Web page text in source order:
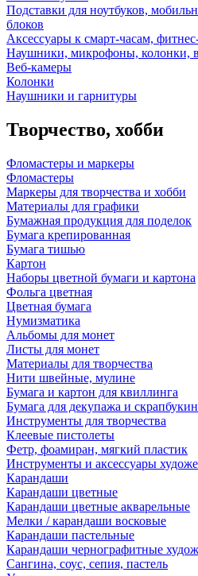
Подставки для ноутбуков,
блоков
Аксессуары к смарт-часам,
Наушники, микрофоны, колонки,
Веб-камеры
Колонки
Наушники и гарнитуры
Творчество, хобби
Фломастеры и маркеры
Фломастеры
Маркеры для творчества и хобби
Материалы для графики
Бумажная продукция для поделок
Бумага крепированная
Бумага тишью
Картон
Наборы цветной бумаги и картона
Фольга цветная
Цветная бумага
Нумизматика
Альбомы для монет
Листы для монет
Материалы для творчества
Нити швейные, мулине
Бумага и картон для квиллинга
Бумага для декупажа и
Инструменты для творчества
Клеевые пистолеты
Фетр, фоамиран, мягкий пластик
Инструменты и аксессуары
Карандаши
Карандаши цветные
Карандаши цветные акварельные
Мелки / карандаши восковые
Карандаши пастельные
Карандаши чернографитные
Сангина, соус, сепия, пастель